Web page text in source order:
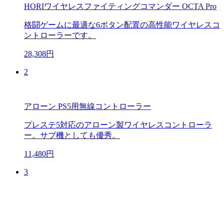
HORIワイヤレスファイティングコマンダー OCTA Pro
格闘ゲームに最適な6ボタン配置の高性能ワイヤレスコ
ントローラーです。
28,308円
2
アローン PS5用無線コントローラー
プレステ5対応のアローン製ワイヤレスコントローラ
ー。サブ機としても優秀。
11,480円
3